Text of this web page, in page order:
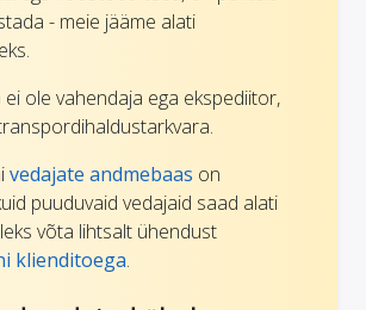
- meie jääme alati
ole vahendaja ega ekspediitor,
vedajate andmebaas on
puuduvaid vedajaid saad alati
võta lihtsalt ühendust
klienditoega.